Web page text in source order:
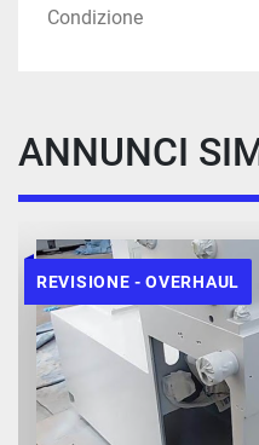
Condizione
ANNUNCI
REVISIONE - OVERHAUL